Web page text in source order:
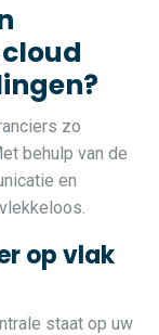
zo
behulp van de
en
op vlak
staat op uw